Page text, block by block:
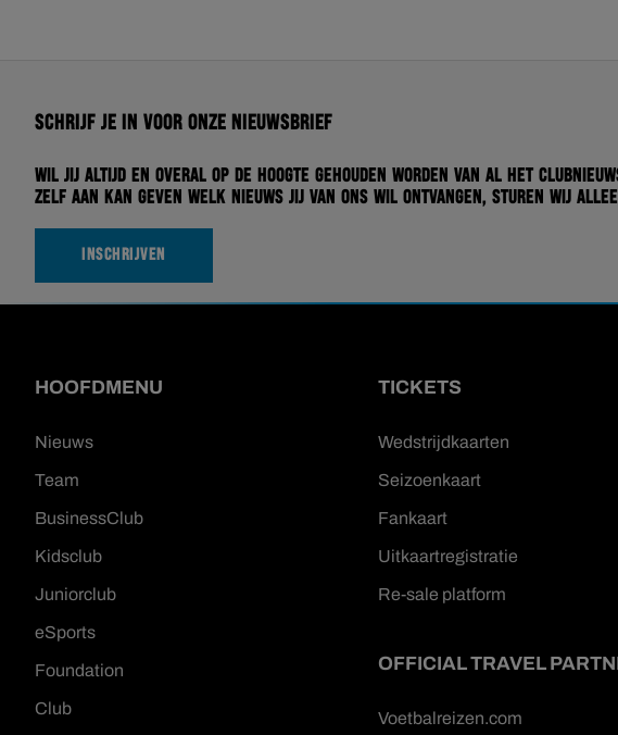
Schrijf je in voor onze nieuwsbrief
Wil jij altijd en overal op de hoogte gehouden worden van al het
zelf aan kan geven welk nieuws jij van ons wil ontvangen, sturen wij
INSCHRIJVEN
HOOFDMENU
Nieuws
Team
BusinessClub
Kidsclub
Juniorclub
eSports
Foundation
Club
TICKETS
Wedstrijdkaarten
Seizoenkaart
Fankaart
Uitkaartregistratie
Re-sale platform
OFFICIAL TRAVEL
Voetbalreizen.com